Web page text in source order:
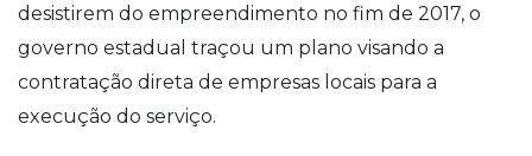
desistirem do empreendimento no fim de 2017, o
governo estadual traçou um plano visando a
contratação direta de empresas locais para a
execução do serviço.